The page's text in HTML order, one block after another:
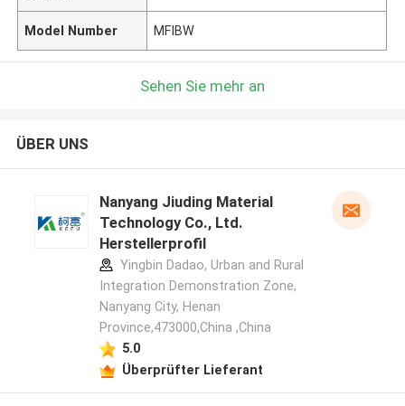
Model Number MFIBW
Sehen Sie mehr an
ÜBER UNS
Nanyang Jiuding Material
Technology Co., Ltd.
Herstellerprofil
Yingbin Dadao, Urban and Rural
Integration Demonstration Zone,
Nanyang City, Henan
Province,473000,China ,China
5.0
Überprüfter Lieferant